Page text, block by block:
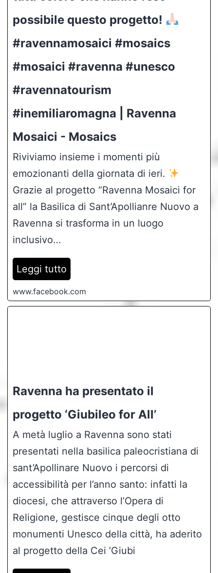
possibile questo progetto!
#ravennamosaici #mosaics
#mosaici #ravenna #unesco
#ravennatourism
#inemiliaromagna | Ravenna
Mosaici - Mosaics
Riviviamo insieme i momenti più
emozionanti della giornata di ieri.
Grazie al progetto “Ravenna Mosaici for
all” la Basilica di Sant’Apollianre Nuovo a
Ravenna si trasforma in un luogo
inclusivo…
Leggi tutto
www.facebook.com
Ravenna ha presentato il
progetto ‘Giubileo for All’
A metà luglio a Ravenna sono stati
presentati nella basilica paleocristiana di
sant’Apollinare Nuovo i percorsi di
accessibilità per l’anno santo: infatti la
diocesi, che attraverso l’Opera di
Religione, gestisce cinque degli otto
monumenti Unesco della città, ha aderito
al progetto della Cei ’Giubi